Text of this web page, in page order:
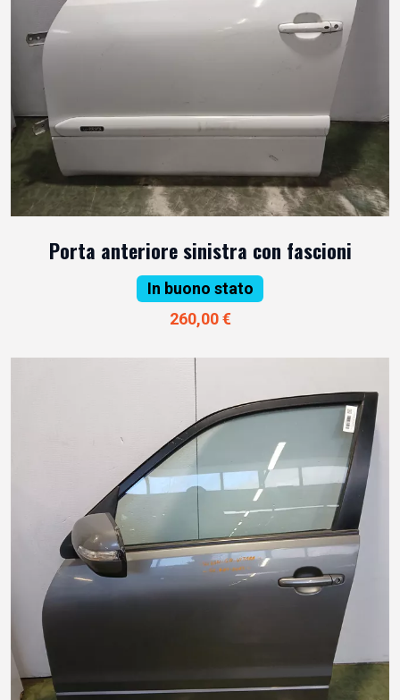
Porta anteriore sinistra con fascioni
In buono stato
260,00 €